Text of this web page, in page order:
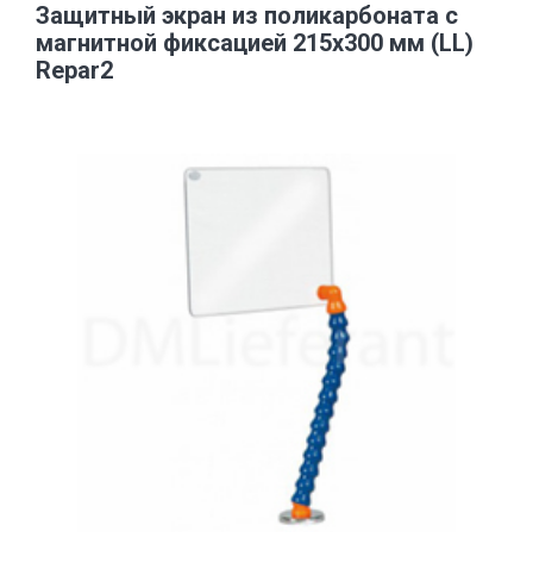
Защитный экран из поликарбоната с
магнитной фиксацией 215x300 мм (LL)
Repar2